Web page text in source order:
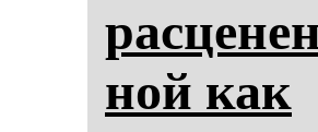
ной как